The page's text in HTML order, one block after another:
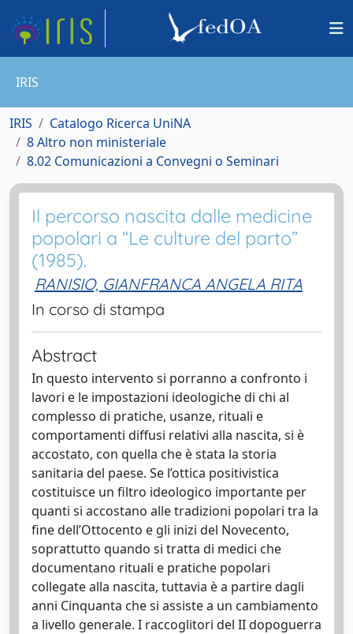
IRIS
IRIS
Catalogo Ricerca UniNA
8 Altro non ministeriale
8.02 Comunicazioni a Convegni o Seminari
Il percorso nascita dalle medicine
popolari a “Le culture del parto”
(1985).
RANISIO, GIANFRANCA ANGELA RITA
In corso di stampa
Abstract
In questo intervento si porranno a confronto i
lavori e le impostazioni ideologiche di chi al
complesso di pratiche, usanze, rituali e
comportamenti diffusi relativi alla nascita, si è
accostato, con quella che è stata la storia
sanitaria del paese. Se l’ottica positivistica
costituisce un filtro ideologico importante per
quanti si accostano alle tradizioni popolari tra la
fine dell’Ottocento e gli inizi del Novecento,
soprattutto quando si tratta di medici che
documentano rituali e pratiche popolari
collegate alla nascita, tuttavia è a partire dagli
anni Cinquanta che si assiste a un cambiamento
a livello generale. I raccoglitori del II dopoguerra